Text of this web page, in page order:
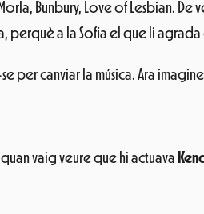
Bunbury, Love of Lesbian.
perquè a la Sofia el que li agrada
per canviar la música. Ara
vaig veure que hi actuava